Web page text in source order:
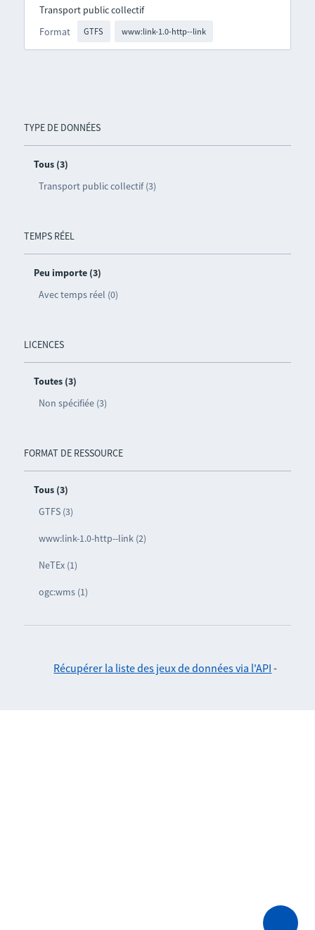
TYPE DE DONNÉES
Tous (3)
Transport public collectif (3)
TEMPS RÉEL
Peu importe (3)
Avec temps réel (0)
LICENCES
Toutes (3)
Non spécifiée (3)
FORMAT DE RESSOURCE
Tous (3)
GTFS (3)
www:link-1.0-http--link (2)
NeTEx (1)
ogc:wms (1)
Format GTFS www:link-1.0-http--link
Transport public collectif
Récupérer la liste des jeux de données via l'API -